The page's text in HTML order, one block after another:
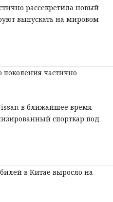
рассекретила новый
выпускать на мировом
поколения частично
в ближайшее время
спорткар под
в Китае выросло на